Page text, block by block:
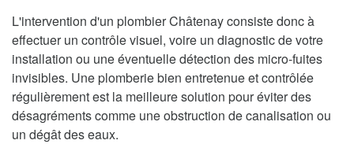
L'intervention d'un plombier Châtenay consiste donc à
effectuer un contrôle visuel, voire un diagnostic de votre
installation ou une éventuelle détection des micro-fuites
invisibles. Une plomberie bien entretenue et contrôlée
régulièrement est la meilleure solution pour éviter des
désagréments comme une obstruction de canalisation ou
un dégât des eaux.